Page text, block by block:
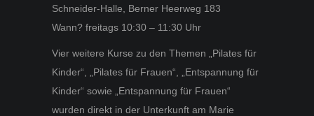
Schneider-Halle, Berner Heerweg 183
Wann? freitags 10:30 – 11:30 Uhr
Vier weitere Kurse zu den Themen „Pilates für
Kinder“, „Pilates für Frauen“, „Entspannung für
Kinder“ sowie „Entspannung für Frauen“
wurden direkt in der Unterkunft am Marie